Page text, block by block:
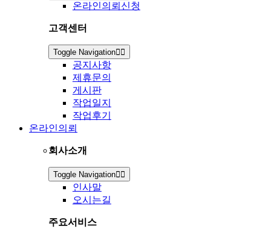
온라인의뢰신청
고객센터
Toggle Navigation
공지사항
제휴문의
게시판
작업일지
작업후기
온라인의뢰
회사소개
Toggle Navigation
인사말
오시는길
주요서비스